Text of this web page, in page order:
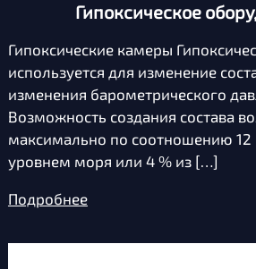
Гипоксическое
Гипоксические камеры
используется для изменение
изменения барометрического
Возможность создания состава
максимально по соотношению 12
уровнем моря или 4 % из […]
Подробнее